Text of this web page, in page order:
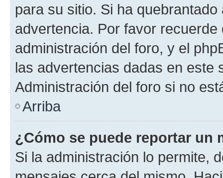
para su sitio. Si ha
advertencia. Por favor
administración del foro, y el
las advertencias dadas en este
Administración del foro si no
Arriba
¿Cómo se puede reportar un
Si la administración lo permite,